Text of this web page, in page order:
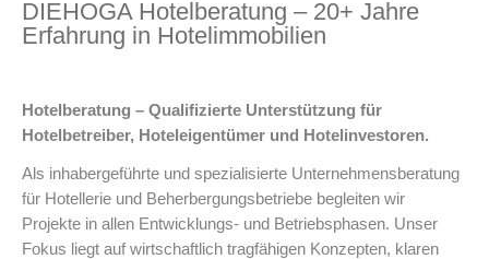
DIEHOGA Hotelberatung – 20+ Jahre
Erfahrung in Hotelimmobilien
Hotelberatung – Qualifizierte Unterstützung für
Hotelbetreiber, Hoteleigentümer und Hotelinvestoren.
Als inhabergeführte und spezialisierte Unternehmensberatung
für Hotellerie und Beherbergungsbetriebe begleiten wir
Projekte in allen Entwicklungs- und Betriebsphasen. Unser
Fokus liegt auf wirtschaftlich tragfähigen Konzepten, klaren